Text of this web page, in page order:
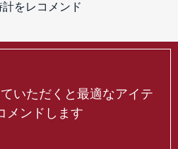
をレコメンド
いただくと最適なアイテ
メンドします